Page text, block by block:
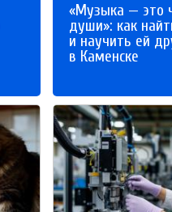
«Музыка — это
души»: как
и научить ей
в Каменске